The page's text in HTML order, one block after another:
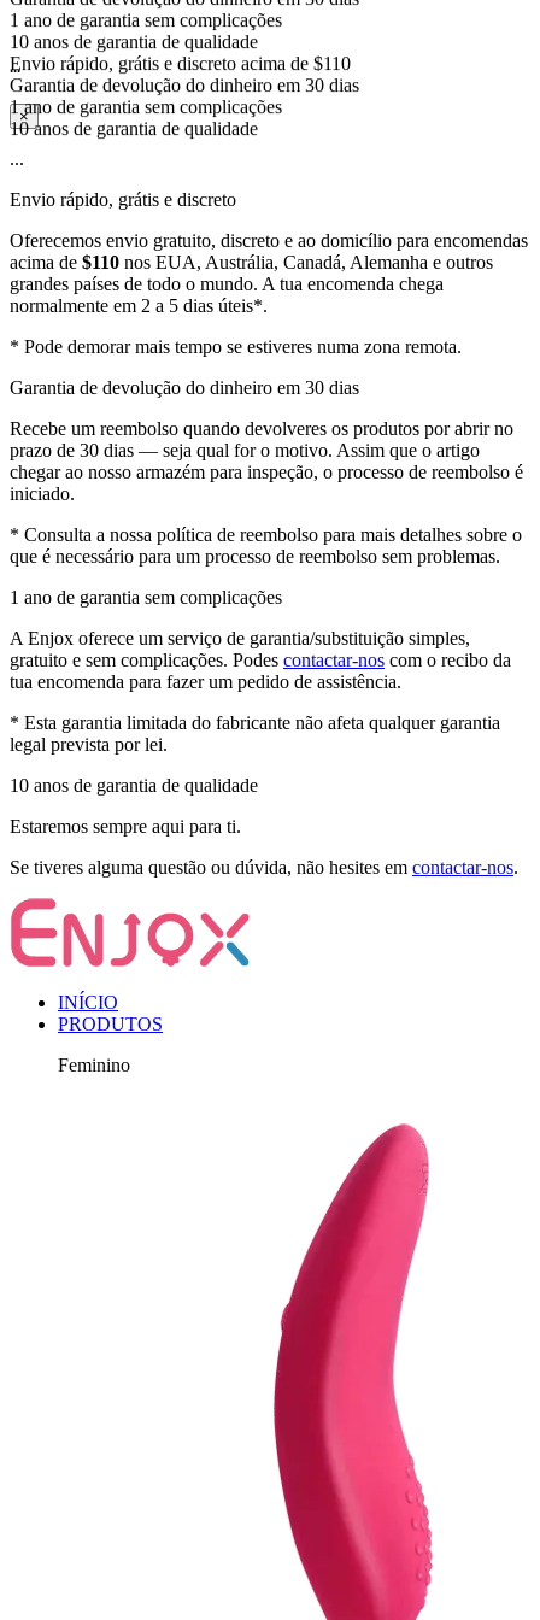
1 ano de garantia sem complicações
10 anos de garantia de qualidade
Envio rápido, grátis e discreto acima de $110
Garantia de devolução do dinheiro em 30 dias
1 ano de garantia sem complicações
10 anos de garantia de qualidade
...
×
...
Envio rápido, grátis e discreto
Oferecemos envio gratuito, discreto e ao domicílio para encomendas
acima de $110 nos EUA, Austrália, Canadá, Alemanha e outros
grandes países de todo o mundo. A tua encomenda chega
normalmente em 2 a 5 dias úteis*.
* Pode demorar mais tempo se estiveres numa zona remota.
Garantia de devolução do dinheiro em 30 dias
Recebe um reembolso quando devolveres os produtos por abrir no
prazo de 30 dias — seja qual for o motivo. Assim que o artigo
chegar ao nosso armazém para inspeção, o processo de reembolso é
iniciado.
* Consulta a nossa política de reembolso para mais detalhes sobre o
que é necessário para um processo de reembolso sem problemas.
1 ano de garantia sem complicações
A Enjox oferece um serviço de garantia/substituição simples,
gratuito e sem complicações. Podes contactar-nos com o recibo da
tua encomenda para fazer um pedido de assistência.
* Esta garantia limitada do fabricante não afeta qualquer garantia
legal prevista por lei.
10 anos de garantia de qualidade
Estaremos sempre aqui para ti.
Se tiveres alguma questão ou dúvida, não hesites em contactar-nos.
INÍCIO
PRODUTOS
Feminino